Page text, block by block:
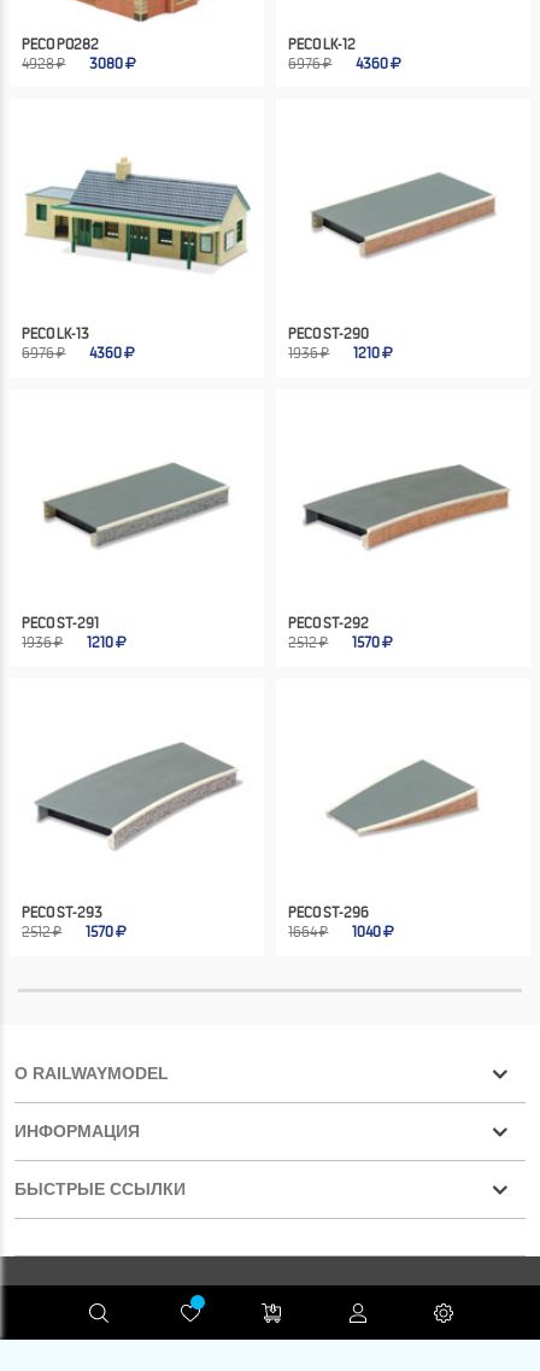
PECO PO282
4928 ₽
3080
PECO LK-12
6976 ₽
4360
PECO LK-13
6976 ₽
4360
PECO ST-290
1936 ₽
1210
PECO ST-291
1936 ₽
1210
PECO ST-292
2512 ₽
1570
PECO ST-293
2512 ₽
1570
PECO ST-296
1664 ₽
1040
О RAILWAYMODEL
ИНФОРМАЦИЯ
БЫСТРЫЕ ССЫЛКИ
RAILWAYMODEL.COM ©2001-2026